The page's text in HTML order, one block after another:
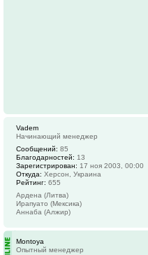
Vadem
Начинающий менеджер
Сообщений: 85
Благодарностей: 13
Зарегистрирован: 17 ноя 2003, 00:00
Откуда: Херсон, Украина
Рейтинг: 655
Ардена (Литва)
Ирапуато (Мексика)
Аннаба (Алжир)
Montoya
Опытный менеджер